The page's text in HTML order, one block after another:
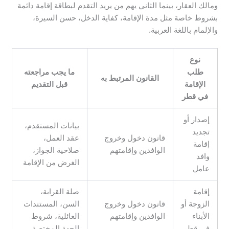
ومالك العقار، بينما الثاني يهم من يريد التقدم لبطاقة إقامة دائمة
بشروط خاصة مثل مدة الإقامة، كفاية الدخل، حسن السيرة،
والإلمام باللغة العربية.
نوع
طلب
الإقامة
في قطر
القانون المرتبط به
ما يجب مراجعته
قبل التقديم
إصدار أو
تجديد
إقامة
وافد
عامل
قانون دخول وخروج
الوافدين وإقامتهم
بيانات المستقدم،
عقد العمل،
صلاحية الجواز،
الغرض من الإقامة
إقامة
الزوجة أو
الأبناء
قانون دخول وخروج
الوافدين وإقامتهم
صلة القرابة،
السن، المستندات
العائلية، شروط